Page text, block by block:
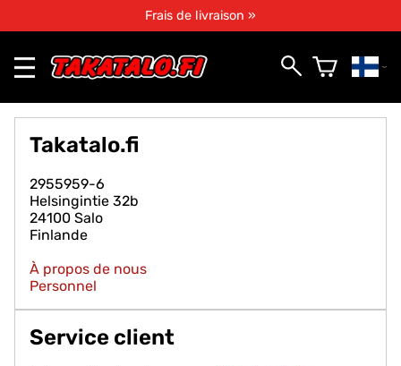
Frais de livraison »
Takatalo.fi
2955959-6
Helsingintie 32b
24100 Salo
Finlande
À propos de nous
Personnel
Service client